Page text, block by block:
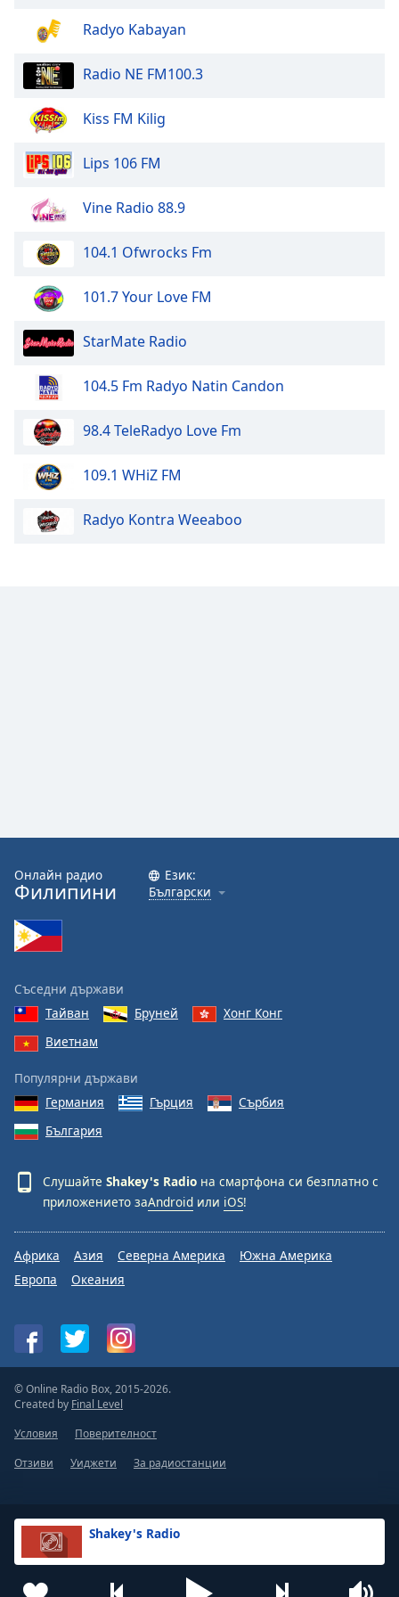
dialog
window.
Escape
cancel
close
window.
Opacity
Text
Background
Reset
Done
Close
Modal
End
dialog
window.
Shakey's Radio
Radyo Kabayan
Radio NE FM100.3
Kiss FM Kilig
Lips 106 FM
Vine Radio 88.9
104.1 Ofwrocks Fm
101.7 Your Love FM
StarMate Radio
104.5 Fm Radyo Natin Candon
98.4 TeleRadyo Love Fm
109.1 WHiZ FM
Radyo Kontra Weeaboo
Онлайн радио
Филипини
Език:
Български
Съседни държави
Тайван
Бруней
Хонг Конг
Виетнам
Популярни държави
Германия
Гърция
Сърбия
България
Слушайте Shakey's Radio на смартфона си безплатно с
приложението заAndroid или iOS!
Африка Азия Северна Америка
Южна Америка
Европа
Океания
© Online Radio Box, 2015-2026.
Created by Final Level
Условия
Поверителност
Отзиви
Уиджети За радиостанции